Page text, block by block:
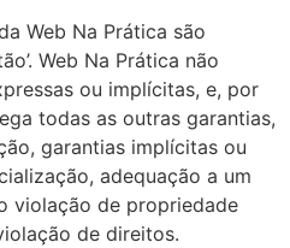
Web Na Prática são
Web Na Prática não
ou implícitas, e, por
todas as outras garantias,
garantias implícitas ou
adequação a um
violação de propriedade
de direitos.